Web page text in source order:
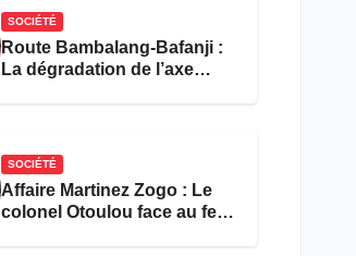
SOCIÉTÉ
Route Bambalang-Bafanji :
La dégradation de l’axe
SOCIÉTÉ
Affaire Martinez Zogo : Le
colonel Otoulou face au feu